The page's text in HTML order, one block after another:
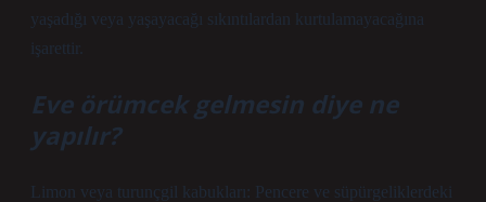
yaşadığı veya yaşayacağı sıkıntılardan kurtulamayacağına
işarettir.
Eve örümcek gelmesin diye ne
yapılır?
Limon veya turunçgil kabukları: Pencere ve süpürgeliklerdeki